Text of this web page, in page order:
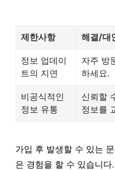
제한사항 해결/대
정보 업데이
트의 지연
자주 방
하세요.
비공식적인
정보 유통
신뢰할
정보를
가입 후 발생할 수 있는
은 경험을 할 수 있습니